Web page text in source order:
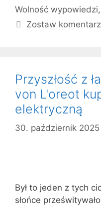
Wolność wypowiedzi,
Zostaw komentarz
Przyszłość z
von L'oreot
elektryczną
30. październik 2025
Był to jeden z tych
słońce